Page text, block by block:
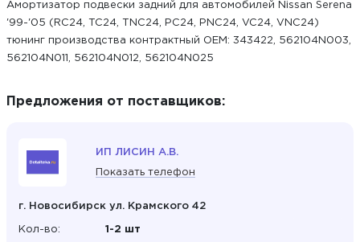
Амортизатор подвески задний для автомобилей Nissan Serena
'99-'05 (RC24, TC24, TNC24, PC24, PNC24, VC24, VNC24)
тюнинг производства контрактный ОЕМ: 343422, 562104N003,
562104N011, 562104N012, 562104N025
Предложения от поставщиков:
ИП ЛИСИН А.В.
Показать телефон
г. Новосибирск ул. Крамского 42
Кол-во: 1-2 шт